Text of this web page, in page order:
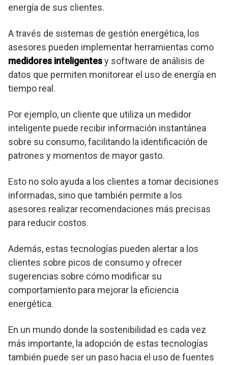
energía de sus clientes.
A través de sistemas de gestión energética, los
asesores pueden implementar herramientas como
medidores inteligentesy software de análisis de
datos que permiten monitorear el uso de energía en
tiempo real.
Por ejemplo, un cliente que utiliza un medidor
inteligente puede recibir información instantánea
sobre su consumo, facilitando la identificación de
patrones y momentos de mayor gasto.
Esto no solo ayuda a los clientes a tomar decisiones
informadas, sino que también permite a los
asesores realizar recomendaciones más precisas
para reducir costos.
Además, estas tecnologías pueden alertar a los
clientes sobre picos de consumo y ofrecer
sugerencias sobre cómo modificar su
comportamiento para mejorar la eficiencia
energética.
En un mundo donde la sostenibilidad es cada vez
más importante, la adopción de estas tecnologías
también puede ser un paso hacia el uso de fuentes